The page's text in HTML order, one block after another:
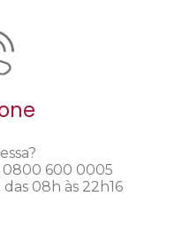
0800 600 0005
08h às 22h16